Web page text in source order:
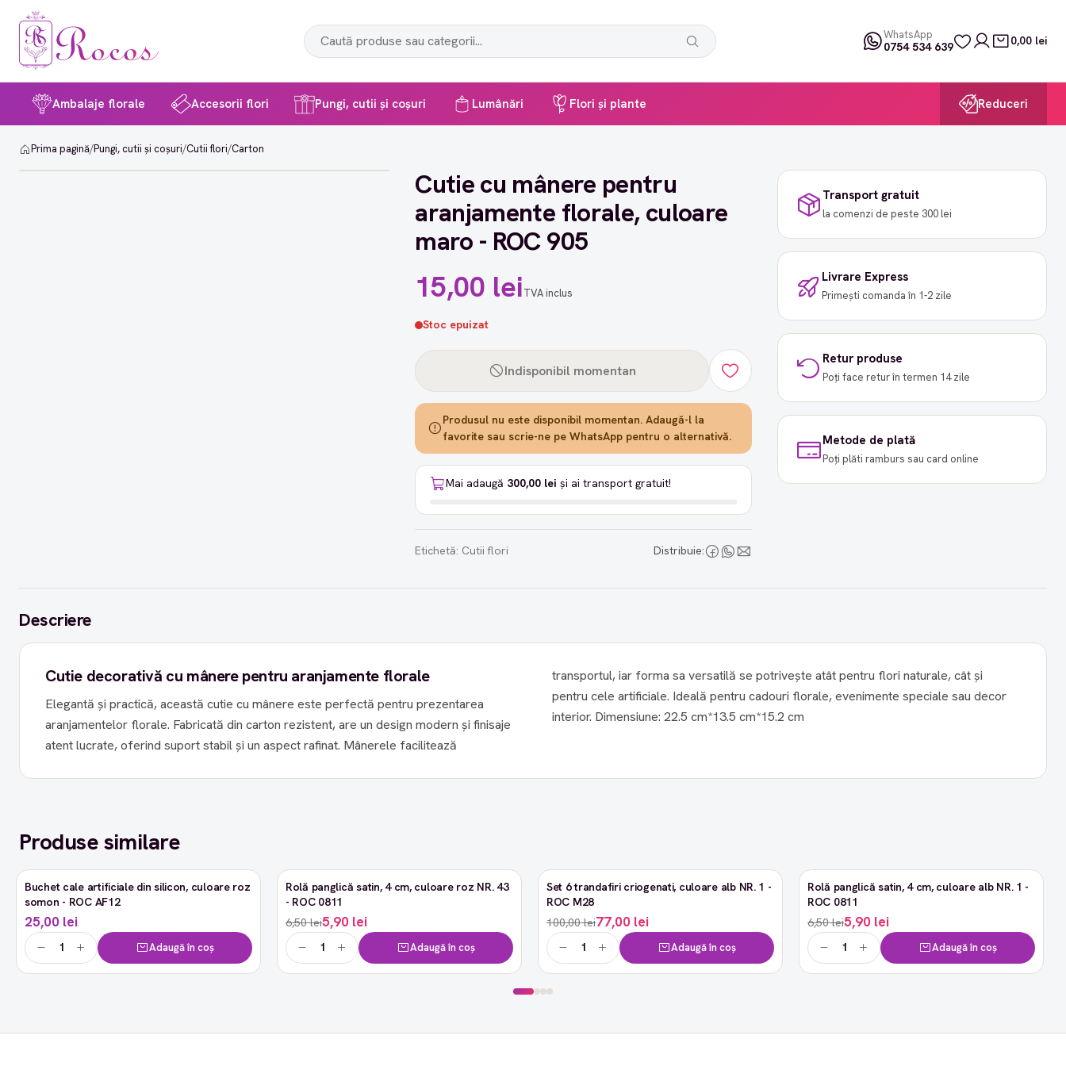
WhatsApp
0754 534 639 0,00 lei
Ambalaje florale Accesorii flori Pungi, cutii și coșuri Lumânări Flori și plante Reduceri
Prima pagină/Pungi, cutii și coșuri/Cutii flori/Carton
Cutie cu mânere pentru
aranjamente florale, culoare
maro - ROC 905
15,00 leiTVA inclus
Stoc epuizat
Indisponibil momentan
Produsul nu este disponibil momentan. Adaugă-l la
favorite sau scrie-ne pe WhatsApp pentru o alternativă.
Mai adaugă 300,00 lei și ai transport gratuit!
Etichetă: Cutii flori Distribuie:
Transport gratuit
la comenzi de peste 300 lei
Livrare Express
Primești comanda în 1-2 zile
Retur produse
Poți face retur în termen 14 zile
Metode de plată
Poți plăti ramburs sau card online
Descriere
Cutie decorativă cu mânere pentru aranjamente florale
Elegantă și practică, această cutie cu mânere este perfectă pentru prezentarea
aranjamentelor florale. Fabricată din carton rezistent, are un design modern și finisaje
atent lucrate, oferind suport stabil și un aspect rafinat. Mânerele facilitează
transportul, iar forma sa versatilă se potrivește atât pentru flori naturale, cât și
pentru cele artificiale. Ideală pentru cadouri florale, evenimente speciale sau decor
interior. Dimensiune: 22.5 cm*13.5 cm*15.2 cm
Produse similare
Buchet cale artificiale din silicon, culoare roz
somon - ROC AF12
25,00 lei
Adaugă în coș
-9%
Rolă panglică satin, 4 cm, culoare roz NR. 43
- ROC 0811
6,50 lei5,90 lei
Adaugă în coș
-23%
Set 6 trandafiri criogenati, culoare alb NR. 1 -
ROC M28
100,00 lei77,00 lei
Adaugă în coș
-9%
Rolă panglică satin, 4 cm, culoare alb NR. 1 -
ROC 0811
6,50 lei5,90 lei
Adaugă în coș